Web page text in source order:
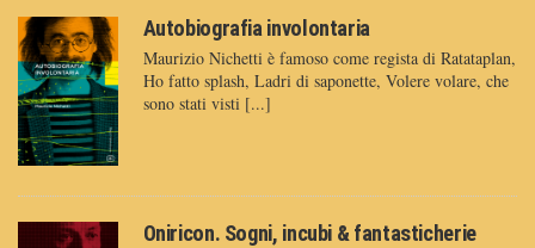
Autobiografia involontaria
Maurizio Nichetti è famoso come regista di Ratataplan,
Ho fatto splash, Ladri di saponette, Volere volare, che
sono stati visti [...]
Oniricon. Sogni, incubi & fantasticherie